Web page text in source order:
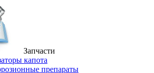
Запчасти
капота
препараты